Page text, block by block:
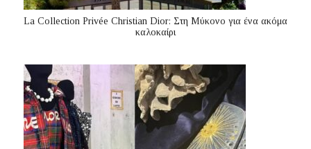
La Collection Privée Christian Dior: Στη Μύκονο για ένα ακόμα
καλοκαίρι